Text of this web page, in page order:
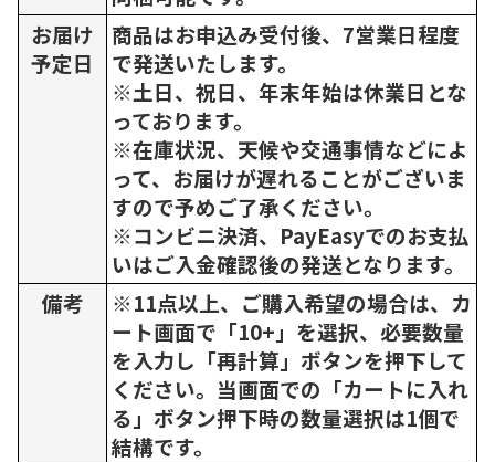
お届け
予定日
商品はお申込み受付後、7営業日程度
で発送いたします。
※土日、祝日、年末年始は休業日とな
っております。
※在庫状況、天候や交通事情などによ
って、お届けが遅れることがございま
すので予めご了承ください。
※コンビニ決済、PayEasyでのお支払
いはご入金確認後の発送となります。
備考
※11点以上、ご購入希望の場合は、カ
ート画面で「10+」を選択、必要数量
を入力し「再計算」ボタンを押下して
ください。当画面での「カートに入れ
る」ボタン押下時の数量選択は1個で
結構です。